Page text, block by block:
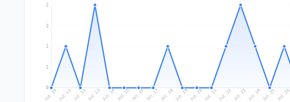
0
1
1
2
2
Jul 10 Jul 11Jul 12Jul 13 Jul 14 Jul 15 Jul 16 Jul 17 Jul 18Jul 19 Jul 20 Jul 21Jul 22 Jul 23 Jul 24 Jul 25 Jul 26